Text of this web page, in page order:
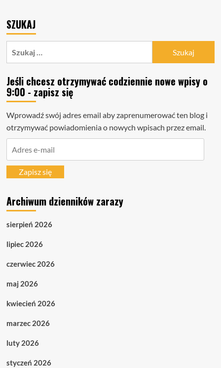
SZUKAJ
Jeśli chcesz otrzymywać codziennie nowe wpisy o
9:00 - zapisz się
Wprowadź swój adres email aby zaprenumerować ten blog i
otrzymywać powiadomienia o nowych wpisach przez email.
mailZapisz się
Archiwum dzienników zarazy
sierpień 2026
lipiec 2026
czerwiec 2026
maj 2026
kwiecień 2026
marzec 2026
luty 2026
styczeń 2026